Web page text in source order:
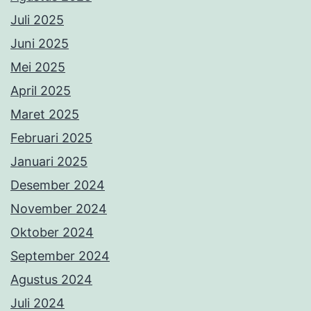
Juli 2025
Juni 2025
Mei 2025
April 2025
Maret 2025
Februari 2025
Januari 2025
Desember 2024
November 2024
Oktober 2024
September 2024
Agustus 2024
Juli 2024